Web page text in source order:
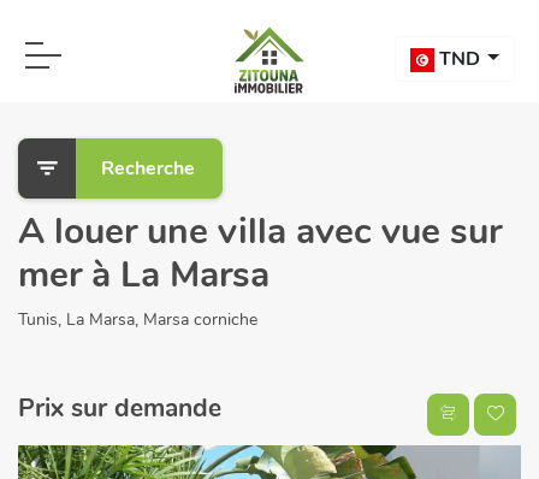
TND
Recherche
A louer une villa avec vue sur
mer à La Marsa
Tunis, La Marsa, Marsa corniche
Prix sur demande